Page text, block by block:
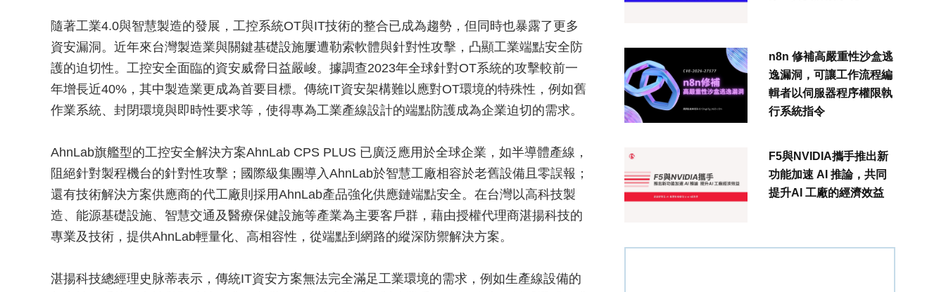
隨著工業4.0與智慧製造的發展，工控系統OT與IT技術的整合已成為趨勢，但同時也暴露了更多
資安漏洞。近年來台灣製造業與關鍵基礎設施屢遭勒索軟體與針對性攻擊，凸顯工業端點安全防
護的迫切性。工控安全面臨的資安威脅日益嚴峻。據調查2023年全球針對OT系統的攻擊較前一
年增長近40%，其中製造業更成為首要目標。傳統IT資安架構難以應對OT環境的特殊性，例如舊
作業系統、封閉環境與即時性要求等，使得專為工業產線設計的端點防護成為企業迫切的需求。
AhnLab旗艦型的工控安全解決方案AhnLab CPS PLUS 已廣泛應用於全球企業，如半導體產線，
阻絕針對製程機台的針對性攻擊；國際級集團導入AhnLab於智慧工廠相容於老舊設備且零誤報；
還有技術解決方案供應商的代工廠則採用AhnLab產品強化供應鏈端點安全。在台灣以高科技製
造、能源基礎設施、智慧交通及醫療保健設施等產業為主要客戶群，藉由授權代理商湛揚科技的
專業及技術，提供AhnLab輕量化、高相容性，從端點到網路的縱深防禦解決方案。
湛揚科技總經理史脉蒂表示，傳統IT資安方案無法完全滿足工業環境的需求，例如生產線設備的
n8n 修補高嚴重性沙盒逃
逸漏洞，可讓工作流程編
輯者以伺服器程序權限執
行系統指令
F5與NVIDIA攜手推出新
功能加速 AI 推論，共同
提升AI 工廠的經濟效益